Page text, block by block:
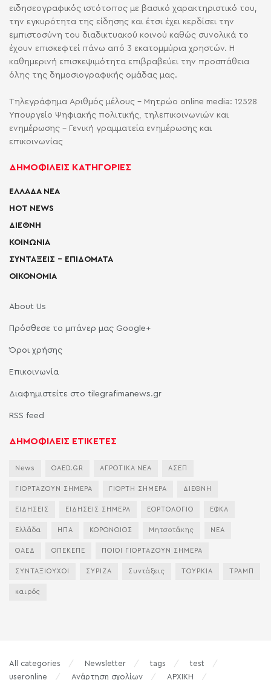
ειδησεογραφικός ιστότοπος με βασικό χαρακτηριστικό του,
την εγκυρότητα της είδησης και έτσι έχει κερδίσει την
εμπιστοσύνη του διαδικτυακού κοινού καθώς συνολικά το
έχουν επισκεφτεί πάνω από 3 εκατομμύρια χρηστών. Η
καθημερινή επισκεψιμότητα επιβραβεύει την προσπάθεια
όλης της δημοσιογραφικής ομάδας μας.
Τηλεγράφημα Αριθμός μέλους - Μητρώο online media: 12528
Υπουργείο Ψηφιακής πολιτικής, τηλεπικοινωνιών και
ενημέρωσης - Γενική γραμματεία ενημέρωσης και
επικοινωνίας
ΔΗΜΟΦΙΛΕΙΣ ΚΑΤΗΓΟΡΙΕΣ
ΕΛΛΑΔΑ ΝΕΑ
HOT NEWS
ΔΙΕΘΝΗ
ΚΟΙΝΩΝΙΑ
ΣΥΝΤΑΞΕΙΣ – ΕΠΙΔΟΜΑΤΑ
ΟΙΚΟΝΟΜΙΑ
About Us
Πρόσθεσε το μπάνερ μας Google+
Όροι χρήσης
Επικοινωνία
Διαφημιστείτε στο tilegrafimanews.gr
RSS feed
ΔΗΜΟΦΙΛΕΙΣ ΕΤΙΚΕΤΕΣ
News OAED.GR ΑΓΡΟΤΙΚΑ ΝΕΑ ΑΣΕΠ
ΓΙΟΡΤΑΖΟΥΝ ΣΗΜΕΡΑ ΓΙΟΡΤΗ ΣΗΜΕΡΑ ΔΙΕΘΝΗ
ΕΙΔΗΣΕΙΣ ΕΙΔΗΣΕΙΣ ΣΗΜΕΡΑ ΕΟΡΤΟΛΟΓΙΟ ΕΦΚΑ
Ελλάδα ΗΠΑ ΚΟΡΟΝΟΙΟΣ Μητσοτάκης ΝΕΑ
ΟΑΕΔ ΟΠΕΚΕΠΕ ΠΟΙΟΙ ΓΙΟΡΤΑΖΟΥΝ ΣΗΜΕΡΑ
ΣΥΝΤΑΞΙΟΥΧΟΙ ΣΥΡΙΖΑ Συντάξεις ΤΟΥΡΚΙΑ ΤΡΑΜΠ
καιρός
All categories Newsletter tags
test
useronline
Ανάρτηση σχολίων ΑΡΧΙΚΗ